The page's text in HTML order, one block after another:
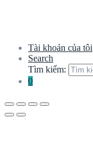
Tài khoản của tôi
Search
Tìm kiếm:
0